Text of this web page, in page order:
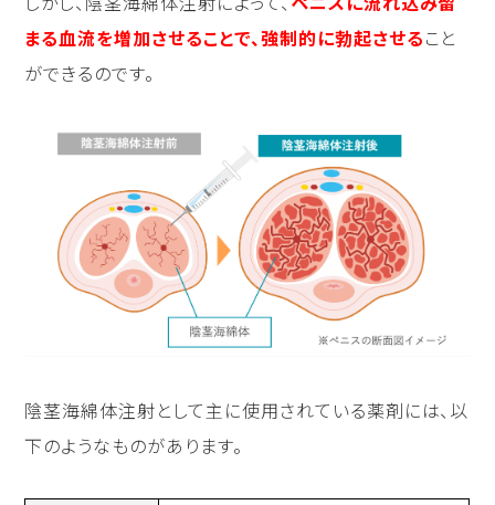
まる血流を増加させることで、強制的に勃起させること
ができるのです。
陰茎海綿体注射として主に使用されている薬剤には、以
下のようなものがあります。